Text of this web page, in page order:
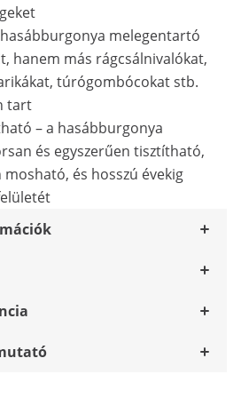
melegentartó
hanem más rágcsálnivalókat,
túrógombócokat stb.
tart
– a hasábburgonya
és egyszerűen tisztítható,
és hosszú évekig